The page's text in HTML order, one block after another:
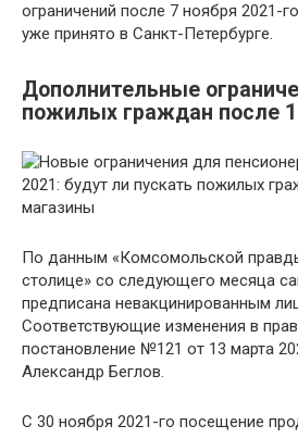
ограничений после 7 ноября 2021-
уже принято в Санкт-Петербурге.
Дополнительные
пожилых граждан после
По данным «Комсомольской
столице» со следующего месяца
предписана невакцинированным
Соответствующие изменения в
постановление №121 от 13 марта
Александр Беглов.
С 30 ноября 2021-го посещение